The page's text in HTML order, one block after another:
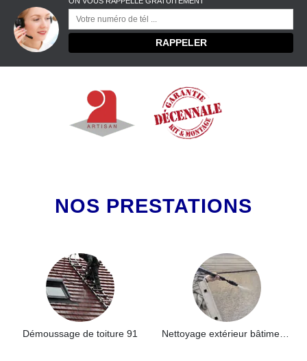
NOS PRESTATIONS
Démoussage de toiture 91